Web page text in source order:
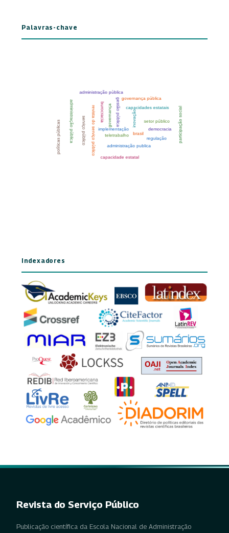
Palavras-chave
Indexadores
Revista do Serviço Público
Publicação científica da Escola Nacional de Administração